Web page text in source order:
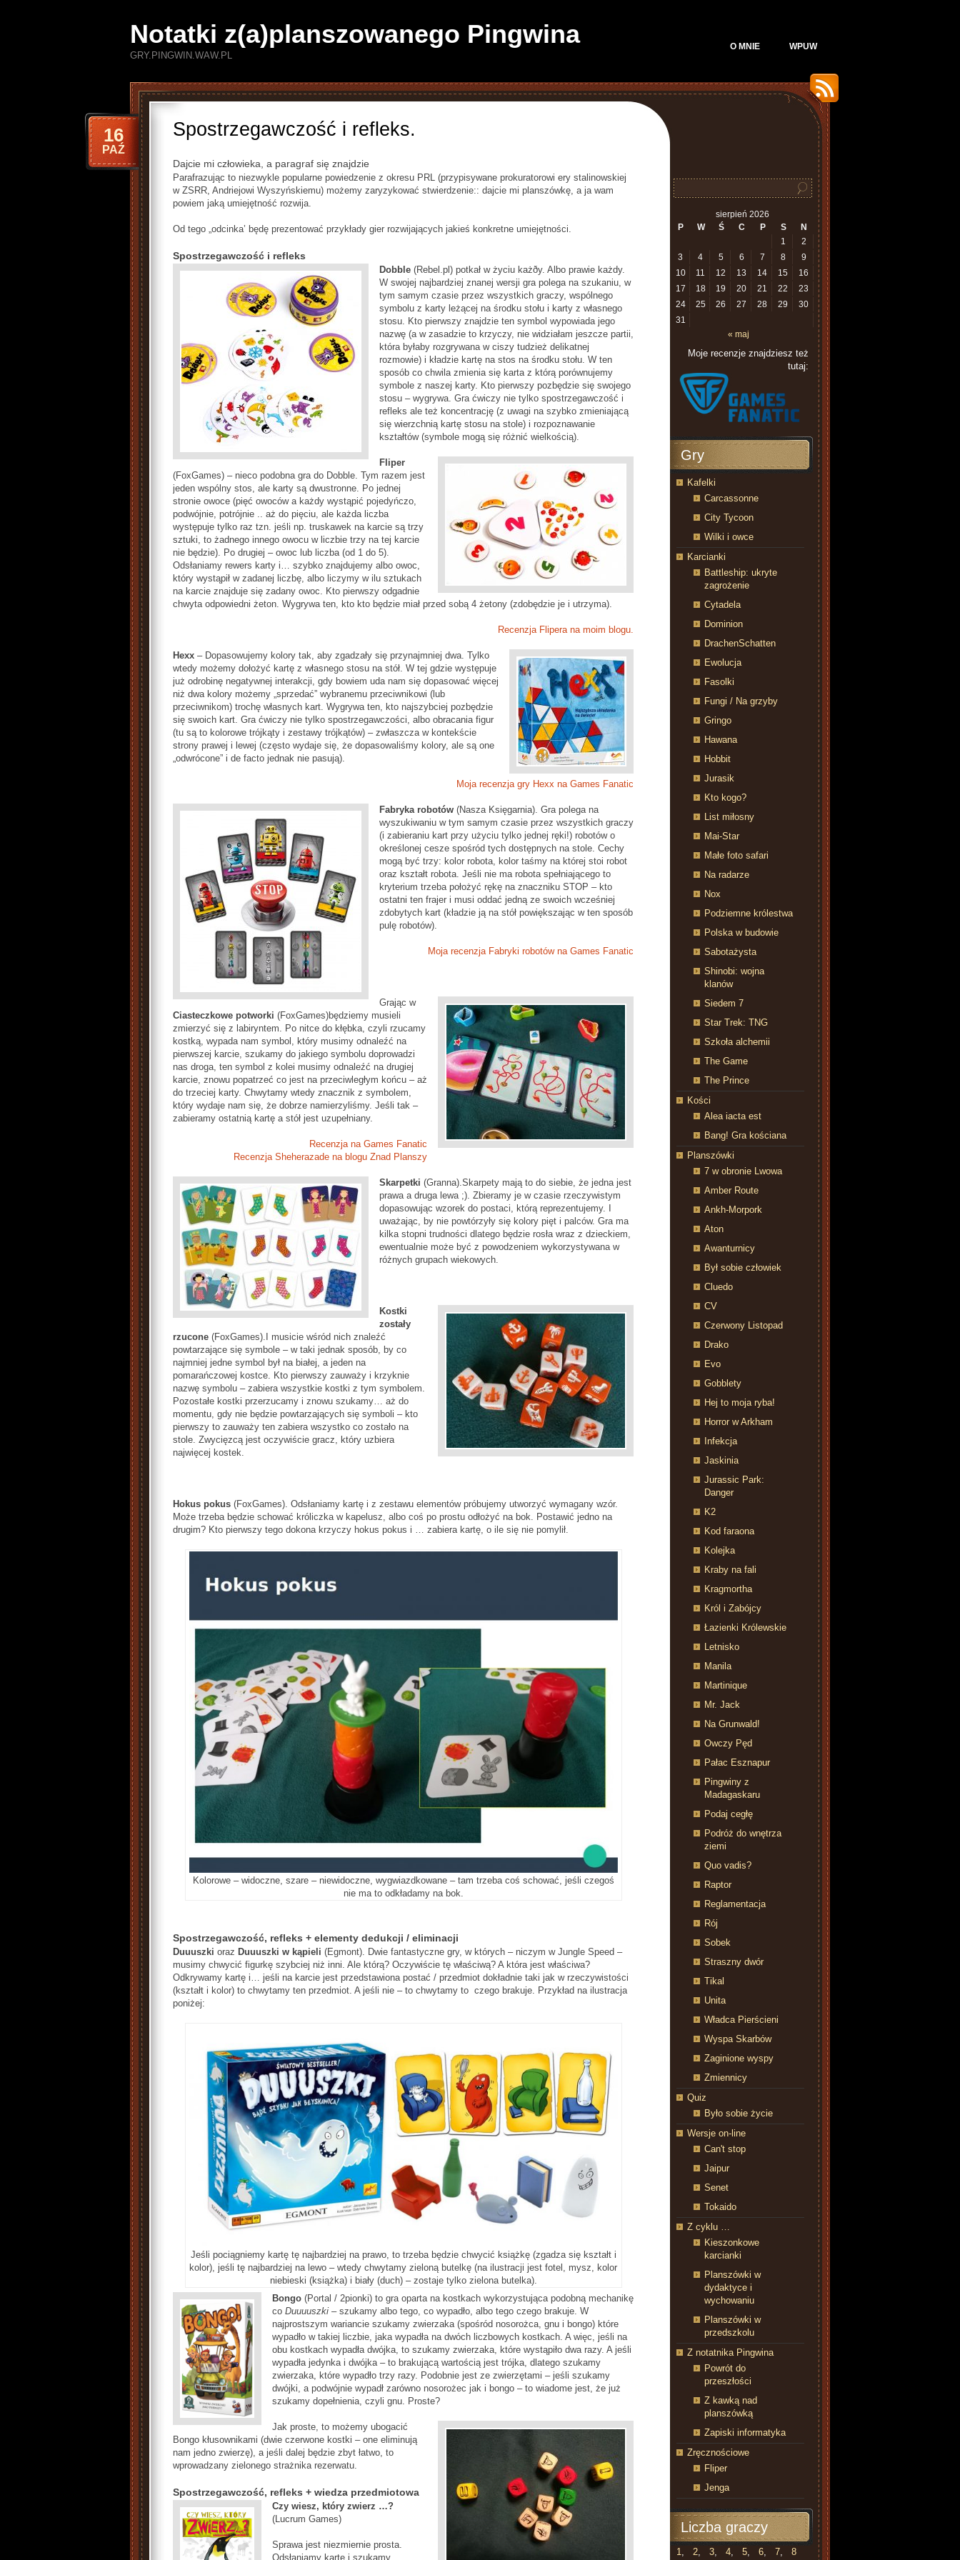
Notatki z(a)planszowanego Pingwina
GRY.PINGWIN.WAW.PL
O MNIE WPUW
Spostrzegawczość i refleks.
16
PAŹ
Dajcie mi człowieka, a paragraf się znajdzie
Parafrazując to niezwykle popularne powiedzenie z okresu PRL (przypisywane prokuratorowi ery stalinowskiej
w ZSRR, Andriejowi Wyszyńskiemu) możemy zaryzykować stwierdzenie:: dajcie mi planszówkę, a ja wam
powiem jaką umiejętność rozwija.
Od tego „odcinka’ będę prezentować przykłady gier rozwijających jakieś konkretne umiejętności.
Spostrzegawczość i refleks
Dobble (Rebel.pl) potkał w życiu każðy. Albo prawie każdy.
W swojej najbardziej znanej wersji gra polega na szukaniu, w
tym samym czasie przez wszystkich graczy, wspólnego
symbolu z karty leżącej na środku stołu i karty z własnego
stosu. Kto pierwszy znajdzie ten symbol wypowiada jego
nazwę (a w zasadzie to krzyczy, nie widziałam jeszcze partii,
która byłaby rozgrywana w ciszy tudzież delikatnej
rozmowie) i kładzie kartę na stos na środku stołu. W ten
sposób co chwila zmienia się karta z którą porównujemy
symbole z naszej karty. Kto pierwszy pozbędzie się swojego
stosu – wygrywa. Gra ćwiczy nie tylko spostrzegawczość i
refleks ale też koncentrację (z uwagi na szybko zmieniającą
się wierzchnią kartę stosu na stole) i rozpoznawanie
kształtów (symbole mogą się różnić wielkością).
Fliper
(FoxGames) – nieco podobna gra do Dobble. Tym razem jest
jeden wspólny stos, ale karty są dwustronne. Po jednej
stronie owoce (pięć owoców a każdy wystąpić pojedyńczo,
podwójnie, potrójnie .. aż do pięciu, ale każda liczba
występuje tylko raz tzn. jeśli np. truskawek na karcie są trzy
sztuki, to żadnego innego owocu w liczbie trzy na tej karcie
nie będzie). Po drugiej – owoc lub liczba (od 1 do 5).
Odsłaniamy rewers karty i… szybko znajdujemy albo owoc,
który wystąpił w zadanej liczbę, albo liczymy w ilu sztukach
na karcie znajduje się zadany owoc. Kto pierwszy odgadnie
chwyta odpowiedni żeton. Wygrywa ten, kto kto będzie miał przed sobą 4 żetony (zdobędzie je i utrzyma).
Recenzja Flipera na moim blogu.
Hexx – Dopasowujemy kolory tak, aby zgadzały się przynajmniej dwa. Tylko
wtedy możemy dołożyć kartę z własnego stosu na stół. W tej gdzie występuje
już odrobinę negatywnej interakcji, gdy bowiem uda nam się dopasować więcej
niż dwa kolory możemy „sprzedać” wybranemu przeciwnikowi (lub
przeciwnikom) trochę własnych kart. Wygrywa ten, kto najszybciej pozbędzie
się swoich kart. Gra ćwiczy nie tylko spostrzegawczości, albo obracania figur
(tu są to kolorowe trójkąty i zestawy trójkątów) – zwłaszcza w kontekście
strony prawej i lewej (często wydaje się, że dopasowaliśmy kolory, ale są one
„odwrócone” i de facto jednak nie pasują).
Moja recenzja gry Hexx na Games Fanatic
Fabryka robotów (Nasza Księgarnia). Gra polega na
wyszukiwaniu w tym samym czasie przez wszystkich graczy
(i zabieraniu kart przy użyciu tylko jednej ręki!) robotów o
określonej cesze spośród tych dostępnych na stole. Cechy
mogą być trzy: kolor robota, kolor taśmy na której stoi robot
oraz kształt robota. Jeśli nie ma robota spełniającego to
kryterium trzeba położyć rękę na znaczniku STOP – kto
ostatni ten frajer i musi oddać jedną ze swoich wcześniej
zdobytych kart (kładzie ją na stół powiększając w ten sposób
pulę robotów).
Moja recenzja Fabryki robotów na Games Fanatic
Grając w
Ciasteczkowe potworki (FoxGames)będziemy musieli
zmierzyć się z labiryntem. Po nitce do kłębka, czyli rzucamy
kostką, wypada nam symbol, który musimy odnaleźć na
pierwszej karcie, szukamy do jakiego symbolu doprowadzi
nas droga, ten symbol z kolei musimy odnaleźć na drugiej
karcie, znowu popatrzeć co jest na przeciwległym końcu – aż
do trzeciej karty. Chwytamy wtedy znacznik z symbolem,
który wydaje nam się, że dobrze namierzyliśmy. Jeśli tak –
zabieramy ostatnią kartę a stół jest uzupełniany.
Recenzja na Games Fanatic
Recenzja Sheherazade na blogu Znad Planszy
Skarpetki (Granna).Skarpety mają to do siebie, że jedna jest
prawa a druga lewa ;). Zbieramy je w czasie rzeczywistym
dopasowując wzorek do postaci, którą reprezentujemy. I
uważając, by nie powtórzyły się kolory pięt i palców. Gra ma
kilka stopni trudności dlatego będzie rosła wraz z dzieckiem,
ewentualnie może być z powodzeniem wykorzystywana w
różnych grupach wiekowych.
Kostki
zostały
rzucone (FoxGames).I musicie wśród nich znaleźć
powtarzające się symbole – w taki jednak sposób, by co
najmniej jedne symbol był na białej, a jeden na
pomarańczowej kostce. Kto pierwszy zauważy i krzyknie
nazwę symbolu – zabiera wszystkie kostki z tym symbolem.
Pozostałe kostki przerzucamy i znowu szukamy… aż do
momentu, gdy nie będzie powtarzających się symboli – kto
pierwszy to zauważy ten zabiera wszystko co zostało na
stole. Zwycięzcą jest oczywiście gracz, który uzbiera
najwięcej kostek.
Hokus pokus (FoxGames). Odsłaniamy kartę i z zestawu elementów próbujemy utworzyć wymagany wzór.
Może trzeba będzie schować króliczka w kapelusz, albo coś po prostu odłożyć na bok. Postawić jedno na
drugim? Kto pierwszy tego dokona krzyczy hokus pokus i … zabiera kartę, o ile się nie pomylił.
Kolorowe – widoczne, szare – niewidoczne, wygwiazdkowane – tam trzeba coś schować, jeśli czegoś
nie ma to odkładamy na bok.
Spostrzegawczość, refleks + elementy dedukcji / eliminacji
Duuuszki oraz Duuuszki w kąpieli (Egmont). Dwie fantastyczne gry, w których – niczym w Jungle Speed –
musimy chwycić figurkę szybciej niż inni. Ale którą? Oczywiście tę właściwą? A która jest właściwa?
Odkrywamy kartę i… jeśli na karcie jest przedstawiona postać / przedmiot dokładnie taki jak w rzeczywistości
(kształt i kolor) to chwytamy ten przedmiot. A jeśli nie – to chwytamy to czego brakuje. Przykład na ilustracja
poniżej:
Jeśli pociągniemy kartę tę najbardziej na prawo, to trzeba będzie chwycić książkę (zgadza się kształt i
kolor), jeśli tę najbardziej na lewo – wtedy chwytamy zieloną butelkę (na ilustracji jest fotel, mysz, kolor
niebieski (książka) i biały (duch) – zostaje tylko zielona butelka).
Bongo (Portal / 2pionki) to gra oparta na kostkach wykorzystująca podobną mechanikę
co Duuuuszki – szukamy albo tego, co wypadło, albo tego czego brakuje. W
najprostszym wariancie szukamy zwierzaka (spośród nosorożca, gnu i bongo) które
wypadło w takiej liczbie, jaka wypadła na dwóch liczbowych kostkach. A więc, jeśli na
obu kostkach wypadła dwójka, to szukamy zwierzaka, które wystąpiło dwa razy. A jeśli
wypadła jedynka i dwójka – to brakującą wartością jest trójka, dlatego szukamy
zwierzaka, które wypadło trzy razy. Podobnie jest ze zwierzętami – jeśli szukamy
dwójki, a podwójnie wypadł zarówno nosorożec jak i bongo – to wiadome jest, że już
szukamy dopełnienia, czyli gnu. Proste?
Jak proste, to możemy ubogacić
Bongo kłusownikami (dwie czerwone kostki – one eliminują
nam jedno zwierzę), a jeśli dalej będzie zbyt łatwo, to
wprowadzany zielonego strażnika rezerwatu.
Spostrzegawczość, refleks + wiedza przedmiotowa
Czy wiesz, który zwierz …?
(Lucrum Games)
Sprawa jest niezmiernie prosta.
Odsłaniamy kartę i szukamy
sierpień 2026
P
W Ś C P S
N
1
2
3
4 5 6 7 8
9
10
11 12 13 14 15
16
17
18 19 20 21 22
23
24
25 26 27 28 29
30
31
« maj
Moje recenzje znajdziesz też
tutaj:
Gry
Kafelki
Carcassonne
City Tycoon
Wilki i owce
Karcianki
Battleship: ukryte
zagrożenie
Cytadela
Dominion
DrachenSchatten
Ewolucja
Fasolki
Fungi / Na grzyby
Gringo
Hawana
Hobbit
Jurasik
Kto kogo?
List miłosny
Mai-Star
Małe foto safari
Na radarze
Nox
Podziemne królestwa
Polska w budowie
Sabotażysta
Shinobi: wojna
klanów
Siedem 7
Star Trek: TNG
Szkoła alchemii
The Game
The Prince
Kości
Alea iacta est
Bang! Gra kościana
Planszówki
7 w obronie Lwowa
Amber Route
Ankh-Morpork
Aton
Awanturnicy
Był sobie człowiek
Cluedo
CV
Czerwony Listopad
Drako
Evo
Gobblety
Hej to moja ryba!
Horror w Arkham
Infekcja
Jaskinia
Jurassic Park:
Danger
K2
Kod faraona
Kolejka
Kraby na fali
Kragmortha
Król i Zabójcy
Łazienki Królewskie
Letnisko
Manila
Martinique
Mr. Jack
Na Grunwald!
Owczy Pęd
Pałac Esznapur
Pingwiny z
Madagaskaru
Podaj cegłę
Podróż do wnętrza
ziemi
Quo vadis?
Raptor
Reglamentacja
Rój
Sobek
Straszny dwór
Tikal
Unita
Władca Pierścieni
Wyspa Skarbów
Zaginione wyspy
Zmiennicy
Quiz
Było sobie życie
Wersje on-line
Can't stop
Jaipur
Senet
Tokaido
Z cyklu …
Kieszonkowe
karcianki
Planszówki w
dydaktyce i
wychowaniu
Planszówki w
przedszkolu
Z notatnika Pingwina
Powrót do
przeszłości
Z kawką nad
planszówką
Zapiski informatyka
Zręcznościowe
Fliper
Jenga
Liczba graczy
1, 2, 3, 4, 5, 6, 7, 8